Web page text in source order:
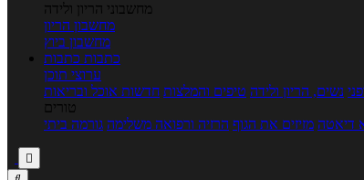
מחשבוני הריון ולידה
מחשבון הריון
מחשבון ביוץ
כתבות כתבות
ערוצי תוכן
נשים, הריון ולידה טיפים והמלצות חדשות אוכל ובריאות
טורים
דיאטה מזיזים את הגוף הרזיה ורפואה משלימה גורמה ביתי
